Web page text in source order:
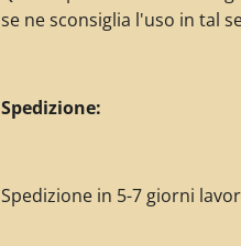
se ne sconsiglia l'uso in tal
Spedizione:
Spedizione in 5-7 giorni